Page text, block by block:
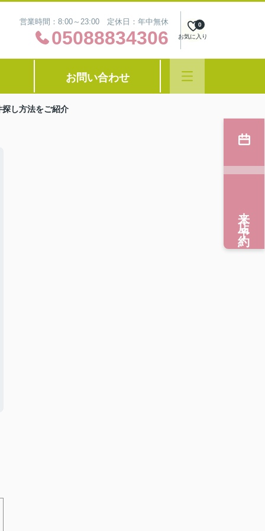
営業時間：8:00～23:00 定休日：年中無休
05088834306 お気に入り
0
お問い合わせ
し方法をご紹介
来店予約